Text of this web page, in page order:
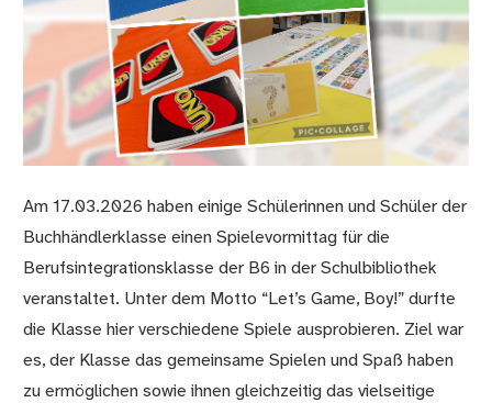
Am 17.03.2026 haben einige Schülerinnen und Schüler der
Buchhändlerklasse einen Spielevormittag für die
Berufsintegrationsklasse der B6 in der Schulbibliothek
veranstaltet. Unter dem Motto “Let’s Game, Boy!” durfte
die Klasse hier verschiedene Spiele ausprobieren. Ziel war
es, der Klasse das gemeinsame Spielen und Spaß haben
zu ermöglichen sowie ihnen gleichzeitig das vielseitige